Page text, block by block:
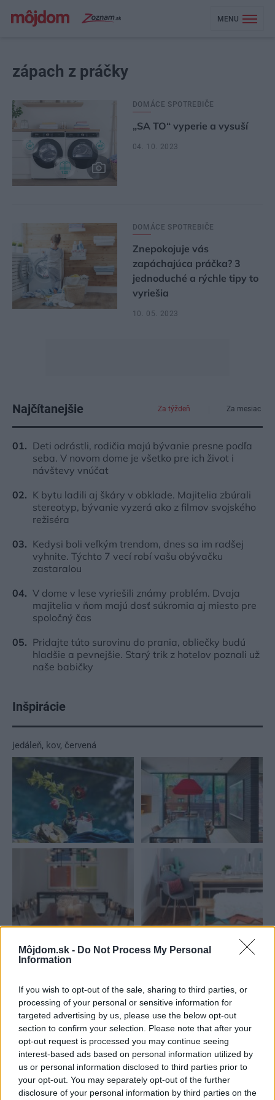
Môjdom.sk - Do Not Process My Personal
Information
If you wish to opt-out of the sale, sharing to third parties, or
processing of your personal or sensitive information for
targeted advertising by us, please use the below opt-out
section to confirm your selection. Please note that after your
opt-out request is processed you may continue seeing
interest-based ads based on personal information utilized by
us or personal information disclosed to third parties prior to
your opt-out. You may separately opt-out of the further
disclosure of your personal information by third parties on the
MENU
zápach z práčky
DOMÁCE SPOTREBIČE
„SA TO“ vyperie a vysuší
04. 10. 2023
DOMÁCE SPOTREBIČE
Znepokojuje vás
zapáchajúca práčka? 3
jednoduché a rýchle tipy to
vyriešia
10. 05. 2023
Najčítanejšie Za týždeň Za mesiac
Deti odrástli, rodičia majú bývanie presne podľa
seba. V novom dome je všetko pre ich život i
návštevy vnúčat
K bytu ladili aj škáry v obklade. Majitelia zbúrali
stereotyp, bývanie vyzerá ako z filmov svojského
režiséra
Kedysi boli veľkým trendom, dnes sa im radšej
vyhnite. Týchto 7 vecí robí vašu obývačku
zastaralou
V dome v lese vyriešili známy problém. Dvaja
majitelia v ňom majú dosť súkromia aj miesto pre
spoločný čas
Pridajte túto surovinu do prania, obliečky budú
hladšie a pevnejšie. Starý trik z hotelov poznali už
naše babičky
Inšpirácie
jedáleň, kov, červená
Re: Takto sa rieši málo úložného miesta. V tomto byte
stačil jeden prvok | Môjdom.sk
My napríklad labky utierame hneď pri dverách a doma pred dvere
používame tyčový ETA Terier…
Re: Takto sa rieši málo úložného miesta. V tomto byte
stačil jeden prvok | Môjdom.sk
Dizajn je to nádherný, tá brezová preglejka a čisté línie vyzerajú super.